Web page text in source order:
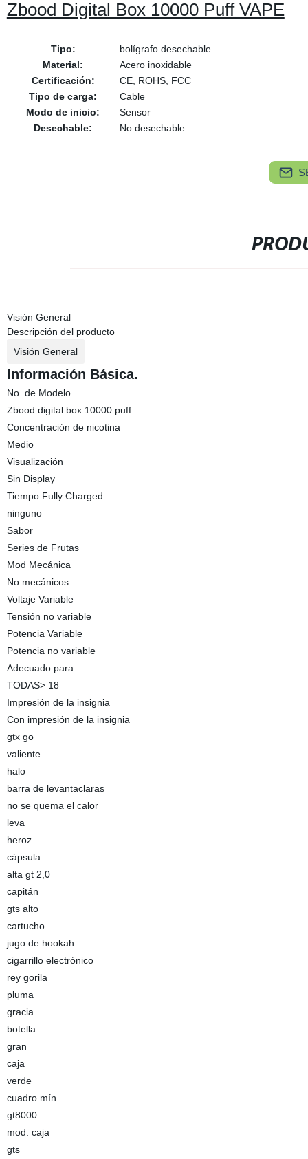
Zbood Digital Box 10000 Puff VAPE
Tipo:
bolígrafo desechable
Material:
Acero inoxidable
Certificación:
CE, ROHS, FCC
Tipo de carga:
Cable
Modo de inicio:
Sensor
Desechable:
No desechable
Visión General
Descripción del producto
Visión General
Información Básica.
No. de Modelo.
Zbood digital box 10000 puff
Concentración de nicotina
Medio
Visualización
Sin Display
Tiempo Fully Charged
ninguno
Sabor
Series de Frutas
Mod Mecánica
No mecánicos
Voltaje Variable
Tensión no variable
Potencia Variable
Potencia no variable
Adecuado para
TODAS> 18
Impresión de la insignia
Con impresión de la insignia
gtx go
valiente
halo
barra de levantaclaras
no se quema el calor
leva
heroz
cápsula
alta gt 2,0
capitán
gts alto
cartucho
jugo de hookah
cigarrillo electrónico
rey gorila
pluma
gracia
botella
gran
caja
verde
cuadro mín
gt8000
mod. caja
gts